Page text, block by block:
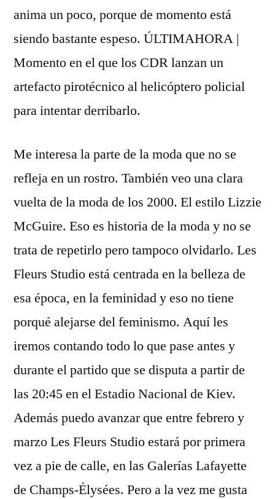
anima un poco, porque de momento está
siendo bastante espeso. ÚLTIMAHORA |
Momento en el que los CDR lanzan un
artefacto pirotécnico al helicóptero policial
para intentar derribarlo.
Me interesa la parte de la moda que no se
refleja en un rostro. También veo una clara
vuelta de la moda de los 2000. El estilo Lizzie
McGuire. Eso es historia de la moda y no se
trata de repetirlo pero tampoco olvidarlo. Les
Fleurs Studio está centrada en la belleza de
esa época, en la feminidad y eso no tiene
porqué alejarse del feminismo. Aquí les
iremos contando todo lo que pase antes y
durante el partido que se disputa a partir de
las 20:45 en el Estadio Nacional de Kiev.
Además puedo avanzar que entre febrero y
marzo Les Fleurs Studio estará por primera
vez a pie de calle, en las Galerías Lafayette
de Champs-Élysées. Pero a la vez me gusta